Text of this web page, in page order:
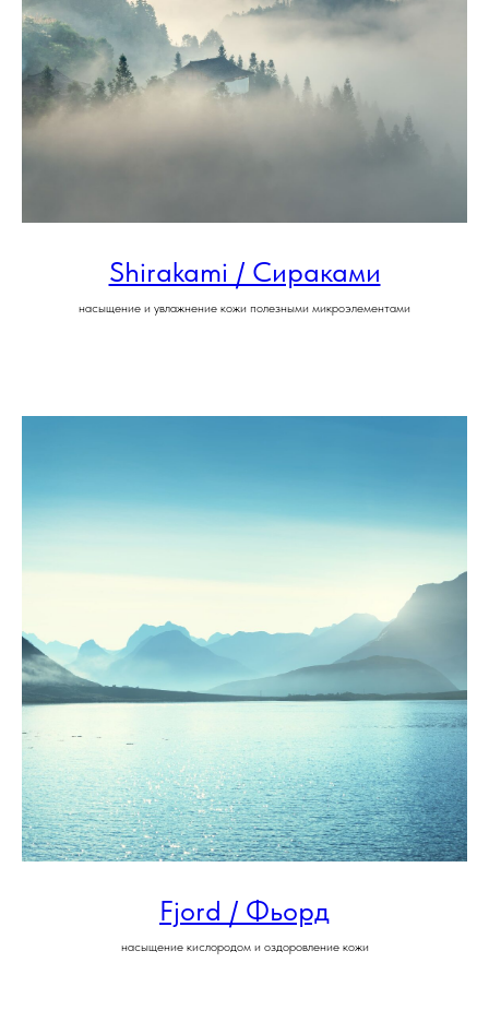
Shirakami / Сираками
насыщение и увлажнение кожи полезными микроэлементами
Fjord / Фьорд
насыщение кислородом и оздоровление кожи